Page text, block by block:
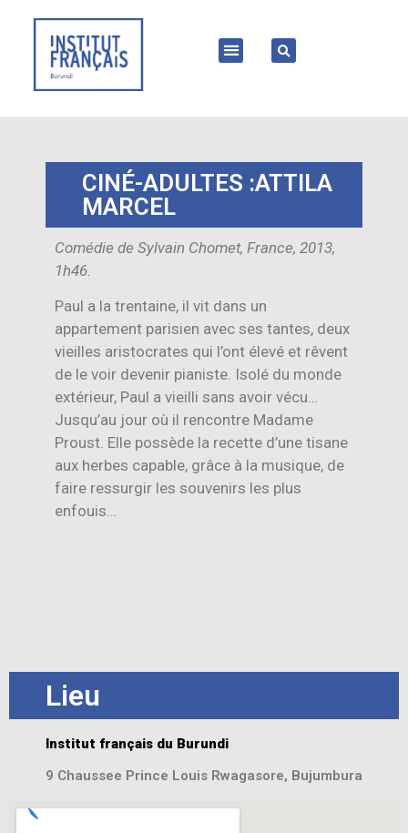
CINÉ-ADULTES :ATTILA
MARCEL
Comédie de Sylvain Chomet, France, 2013,
1h46.
Paul a la trentaine, il vit dans un
appartement parisien avec ses tantes, deux
vieilles aristocrates qui l’ont élevé et rêvent
de le voir devenir pianiste. Isolé du monde
extérieur, Paul a vieilli sans avoir vécu…
Jusqu’au jour où il rencontre Madame
Proust. Elle possède la recette d’une tisane
aux herbes capable, grâce à la musique, de
faire ressurgir les souvenirs les plus
enfouis…
Lieu
Institut français du Burundi
9 Chaussee Prince Louis Rwagasore, Bujumbura